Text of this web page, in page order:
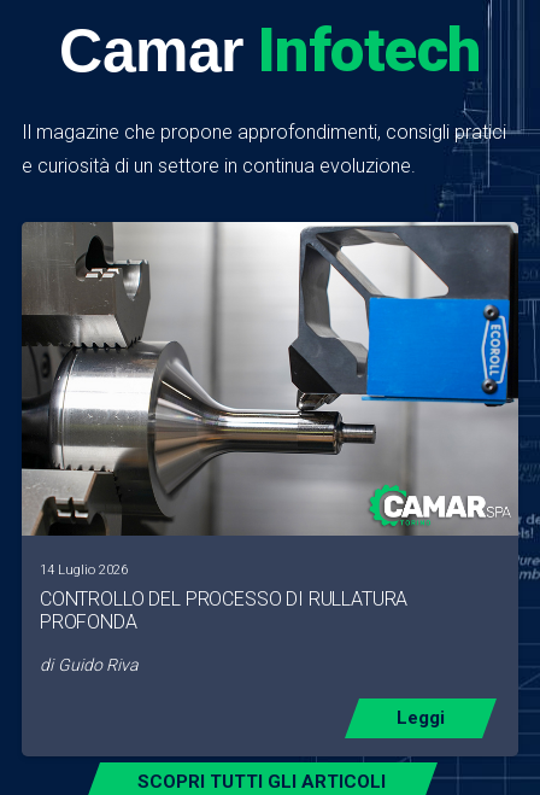
Camar Infotech
Il magazine che propone approfondimenti, consigli pratici
e curiosità di un settore in continua evoluzione.
14 Luglio 2026
CONTROLLO DEL PROCESSO DI RULLATURA
PROFONDA
di Guido Riva
Leggi
SCOPRI TUTTI GLI ARTICOLI